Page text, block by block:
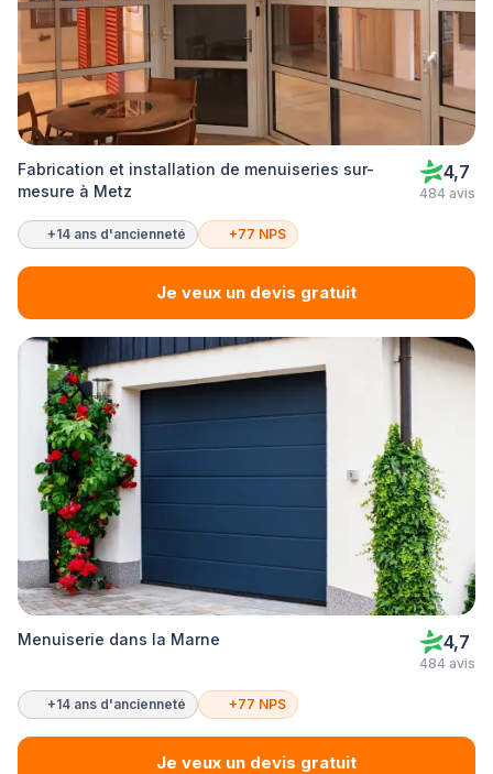
Fabrication et installation de menuiseries sur-
mesure à Metz
4,7
484 avis
+14 ans d'ancienneté +77 NPS
Je veux un devis gratuit
Menuiserie dans la Marne 4,7
484 avis
+14 ans d'ancienneté +77 NPS
Je veux un devis gratuit